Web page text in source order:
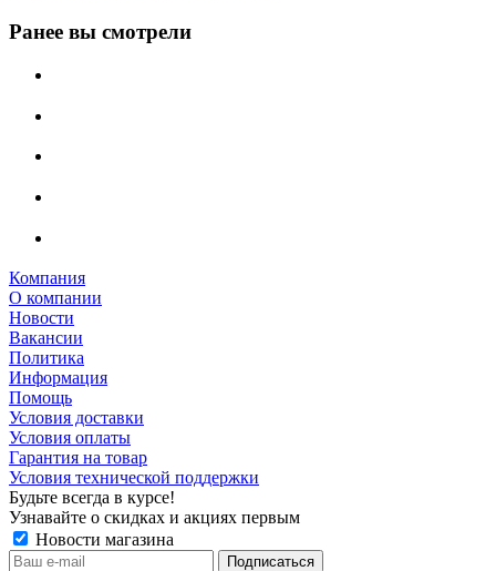
Ранее вы смотрели
Компания
О компании
Новости
Вакансии
Политика
Информация
Помощь
Условия доставки
Условия оплаты
Гарантия на товар
Условия технической поддержки
Будьте всегда в курсе!
Узнавайте о скидках и акциях первым
Новости магазина